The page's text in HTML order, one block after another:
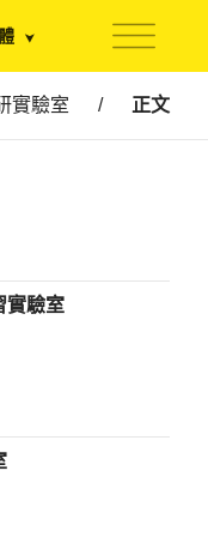
實驗室 / 正文
實驗室